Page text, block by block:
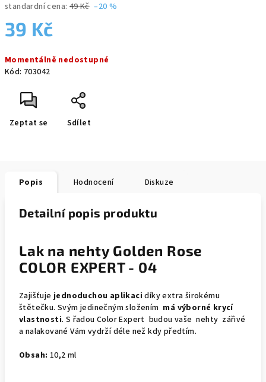
standardní cena: 49 Kč –20 %
39 Kč
cena:
Momentálně nedostupné
Kód: 703042
Zeptat se Sdílet
Popis Hodnocení Diskuze
Detailní popis produktu
Lak na nehty Golden Rose
COLOR EXPERT - 04
Zajišťuje jednoduchou aplikaci díky extra širokému
štětečku. Svým jedinečným složením má výborné krycí
vlastnosti. S řadou Color Expert budou vaše nehty zářivé
a nalakované Vám vydrží déle než kdy předtím.
Obsah: 10,2 ml